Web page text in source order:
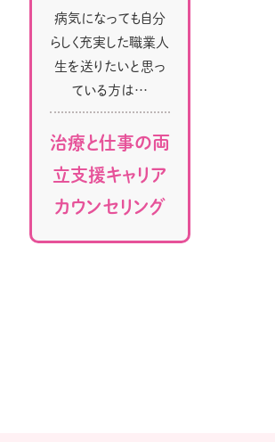
病気になっても自分
らしく充実した職業人
生を送りたいと思っ
ている方は…
治療と仕事の両
立支援キャリア
カウンセリング